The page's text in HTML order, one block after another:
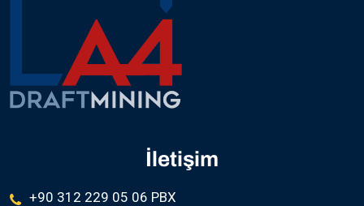
İletişim
+90 312 229 05 06 PBX